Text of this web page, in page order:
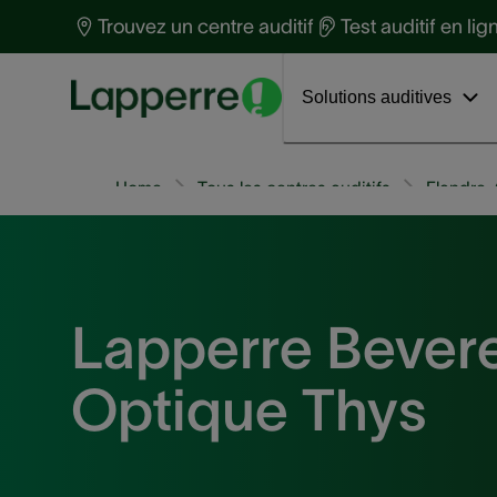
Trouvez un centre auditif Test auditif en
Solutions auditives
Découvrez Phonak Virto™ R Infinio
Protection auditive
Santé auditive
Interviews
Tous les centres auditifs
Home
Lapperre
Optique Thys